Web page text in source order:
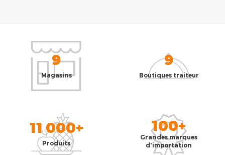
9
Magasins
9
Boutiques traiteur
11 000+
Produits
100+
Grandes marques
d'importation